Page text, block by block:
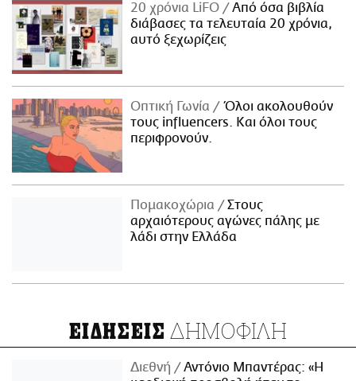
20 χρόνια LiFO
Από όσα βιβλία
διάβασες τα τελευταία 20 χρόνια,
αυτό ξεχωρίζεις
Οπτική Γωνία
Όλοι ακολουθούν
τους influencers. Και όλοι τους
περιφρονούν.
Πομακοχώρια
Στους
αρχαιότερους αγώνες πάλης με
λάδι στην Ελλάδα
ΕΙΔΗΣΕΙΣ ΔΗΜΟΦΙΛΗ
Διεθνή
Αντόνιο Μπαντέρας: «Η